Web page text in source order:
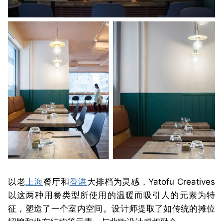
以老上海餐厅和香港大排档为灵感，Yatofu Creatives
以这两种用餐类型所使用的温暖而吸引人的元素为特
征，塑造了一个室内空间。设计师提取了如传统的摊位